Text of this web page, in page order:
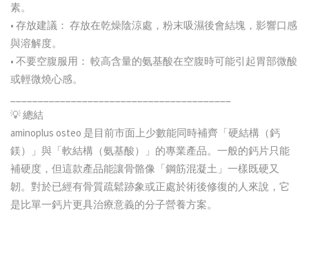
素。
• 存放建議： 存放在乾燥陰涼處，粉末吸濕後會結塊，影響口感
與溶解度。
• 不要空腹服用： 較高含量的氨基酸在空腹時可能引起胃部微酸
或輕微燒心感。
💡 總結
aminoplus osteo 是目前市面上少數能同時補齊「硬結構（鈣
鎂）」與「軟結構（氨基酸）」的專業產品。一般的鈣片只能
補硬度，但這款產品能讓骨骼像「鋼筋混凝土」一樣既硬又
韌。對於已經有骨質疏鬆跡象或正處於術後修復的人來說，它
是比單一鈣片更具治療意義的分子營養方案。